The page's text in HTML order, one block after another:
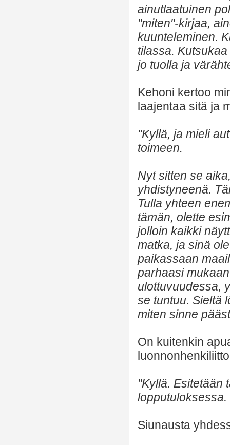
ainutlaatuinen
"miten"-kirjaa,
kuunteleminen.
tilassa.
jo tuolla ja
Kehoni kertoo
laajentaa sitä ja
"Kyllä, ja mieli
toimeen.
Nyt sitten se
yhdistyneenä.
Tulla yhteen
tämän, olette
jolloin kaikki
matka, ja sinä
paikassaan
parhaasi
ulottuvuudessa,
se tuntuu. Sieltä
miten sinne
On kuitenkin
"Kyllä. Esitetään
Siunausta